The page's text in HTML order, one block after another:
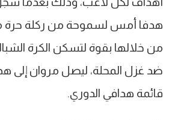
هدفا أمس لسموحة من ركلة حرة
من خلالها بقوة لتسكن الكرة
قائمة هدافي الدوري.